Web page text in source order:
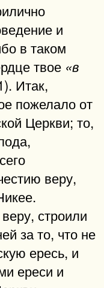
и
в таком
твое «в
Итак,
пожелало от
Церкви; то,
веру,
строили
за то, что не
ересь, и
ереси и